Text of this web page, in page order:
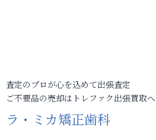
査定のプロが心を込めて出張査定
ご不要品の売却はトレファク出張買取へ
ラ・ミカ矯正歯科